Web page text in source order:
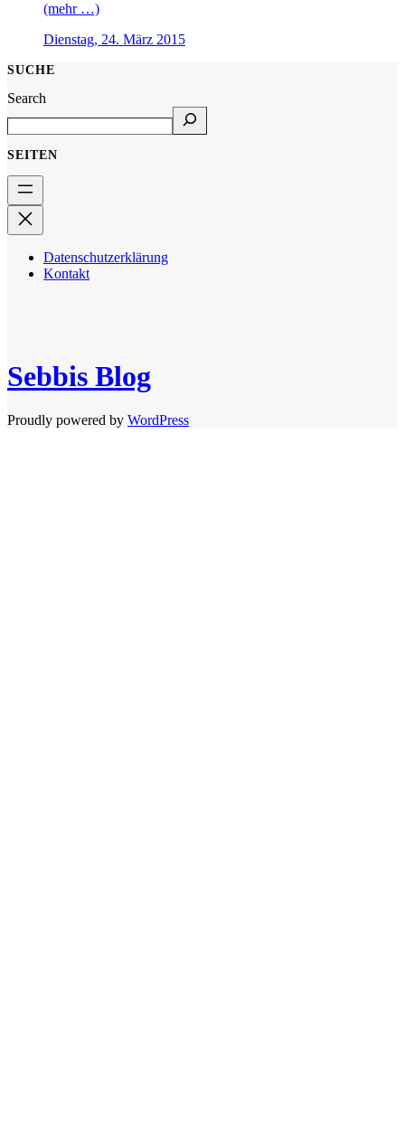
(mehr …)
Dienstag, 24. März 2015
SUCHE
Search
SEITEN
Datenschutzerklärung
Kontakt
Sebbis Blog
Proudly powered by WordPress